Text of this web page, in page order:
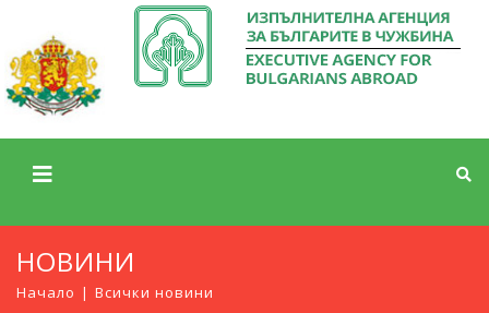
НОВИНИ
Начало Всички новини